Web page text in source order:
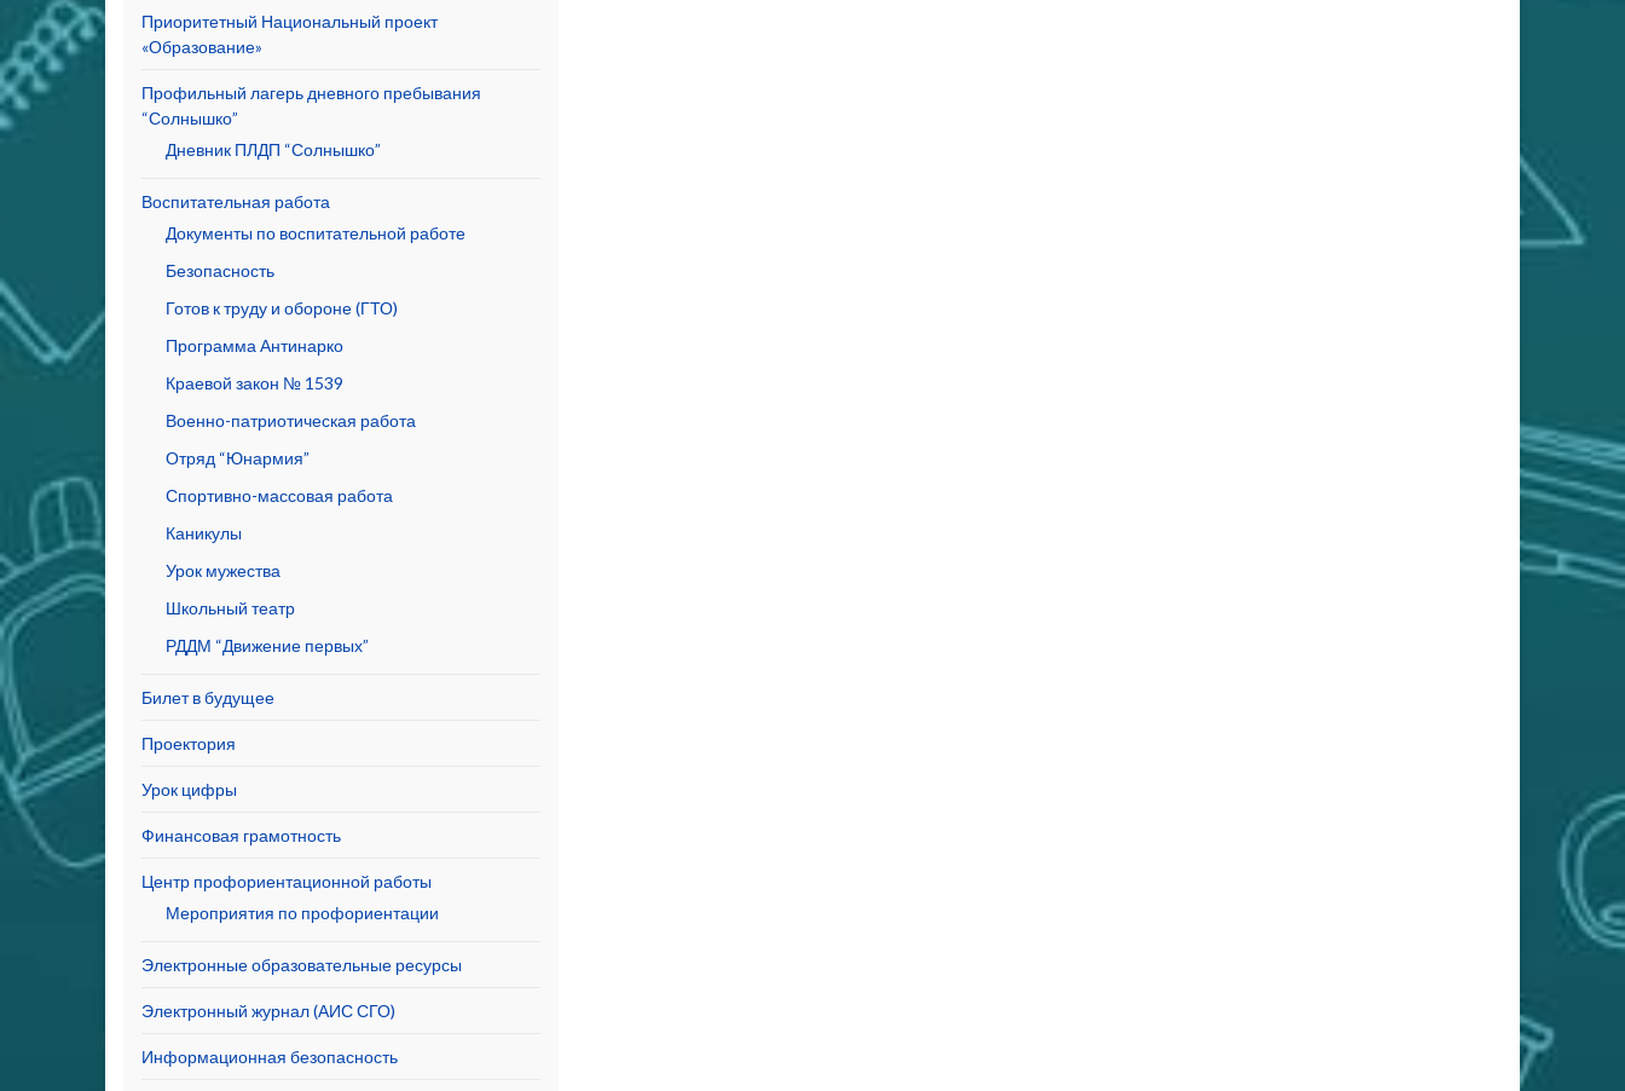
Приоритетный Национальный проект
«Образование»
Профильный лагерь дневного пребывания
“Солнышко”
Дневник ПЛДП “Солнышко”
Воспитательная работа
Документы по воспитательной работе
Безопасность
Готов к труду и обороне (ГТО)
Программа Антинарко
Краевой закон № 1539
Военно-патриотическая работа
Отряд “Юнармия”
Спортивно-массовая работа
Каникулы
Урок мужества
Школьный театр
РДДМ “Движение первых”
Билет в будущее
Проектория
Урок цифры
Финансовая грамотность
Центр профориентационной работы
Мероприятия по профориентации
Электронные образовательные ресурсы
Электронный журнал (АИС СГО)
Информационная безопасность